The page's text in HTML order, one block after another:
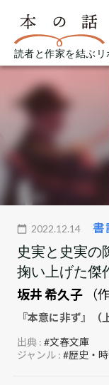
読者と作家を結ぶ
2022.12.14 書
史実と史実の
掬い上げた傑
坂井 希久子
（
『本意に非ず』（
出典 :#文春文庫
ジャンル :#歴史・